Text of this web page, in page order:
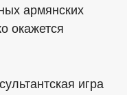
армянских
окажется
игра